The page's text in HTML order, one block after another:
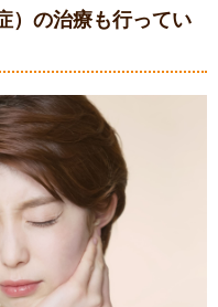
）の治療も行ってい